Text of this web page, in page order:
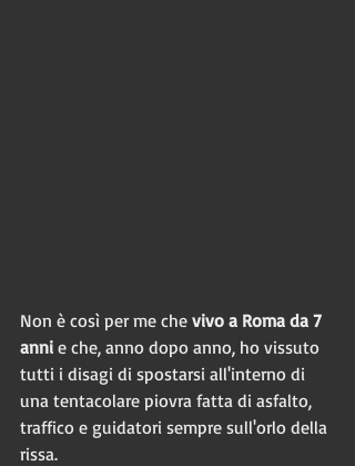
Non è così per me che vivo a Roma da 7
anni e che, anno dopo anno, ho vissuto
tutti i disagi di spostarsi all'interno di
una tentacolare piovra fatta di asfalto,
traffico e guidatori sempre sull'orlo della
rissa.